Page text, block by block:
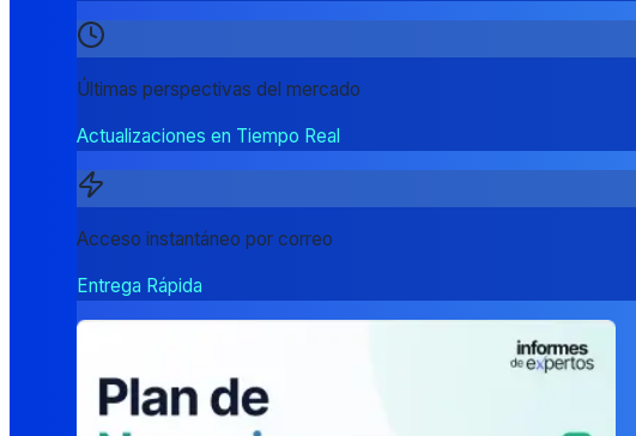
Últimas perspectivas del mercado
Actualizaciones en Tiempo Real
Acceso instantáneo por correo
Entrega Rápida